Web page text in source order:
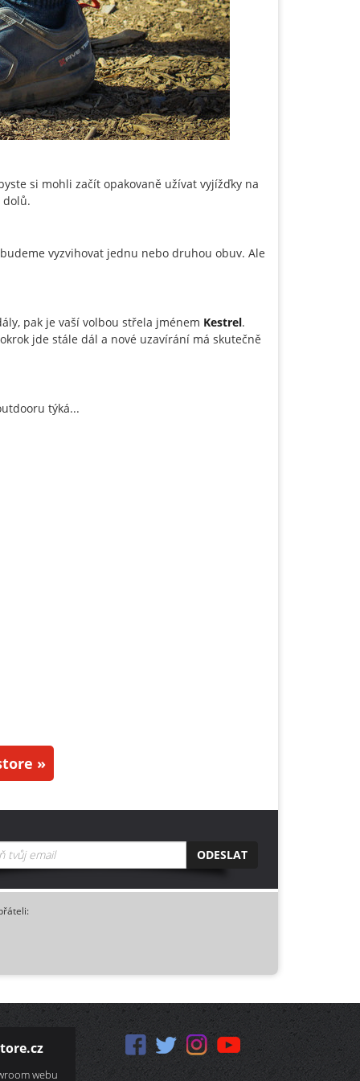
si mohli začít opakovaně užívat vyjížďky na
dolů.
vyzvihovat jednu nebo druhou obuv. Ale
pak je vaší volbou střela jménem Kestrel.
jde stále dál a nové uzavírání má skutečně
týká...
»
ODESLAT
webu